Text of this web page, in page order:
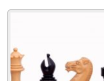
Collectionner
Les
Classiques